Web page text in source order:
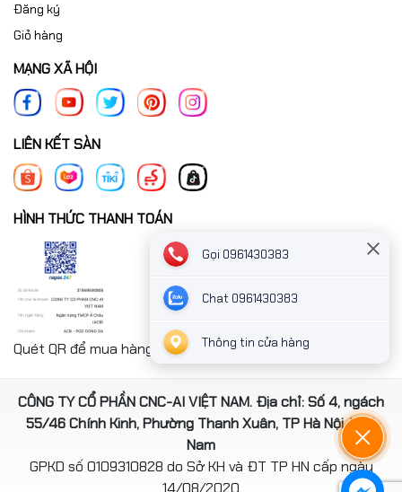
Đăng ký
Giỏ hàng
MẠNG XÃ HỘI
LIÊN KẾT SÀN
HÌNH THỨC THANH TOÁN
Quét QR để mua hàng nhanh chóng thanh toán công ty
CÔNG TY CỔ PHẦN CNC-AI VIỆT NAM. Địa chỉ: Số 4, ngách
55/46 Chính Kinh, Phường Thanh Xuân, TP Hà Nội, Việt
Nam
GPKD số 0109310828 do Sở KH và ĐT TP HN cấp ngày
14/08/2020
Gọi 0961430383
Chat 0961430383
Thông tin cửa hàng